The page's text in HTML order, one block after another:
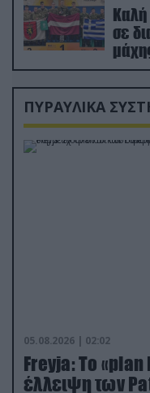
Καλή
σε
ΠΥΡΑΥΛΙΚΑ
05.08.2026 | 02:02
Freyja: Το
έλλειψη των